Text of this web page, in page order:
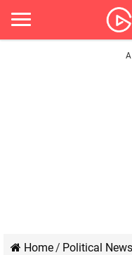
Home/ Political News